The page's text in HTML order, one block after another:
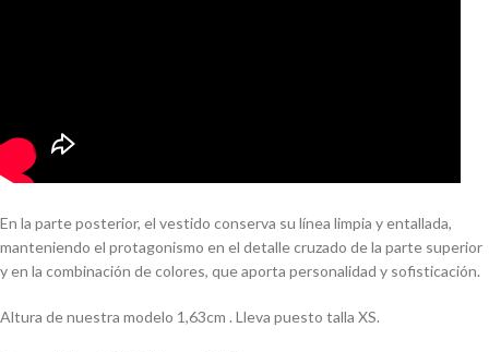
En la parte posterior, el vestido conserva su línea limpia y entallada,
manteniendo el protagonismo en el detalle cruzado de la parte superior
y en la combinación de colores, que aporta personalidad y sofisticación.
Altura de nuestra modelo 1,63cm . Lleva puesto talla XS.